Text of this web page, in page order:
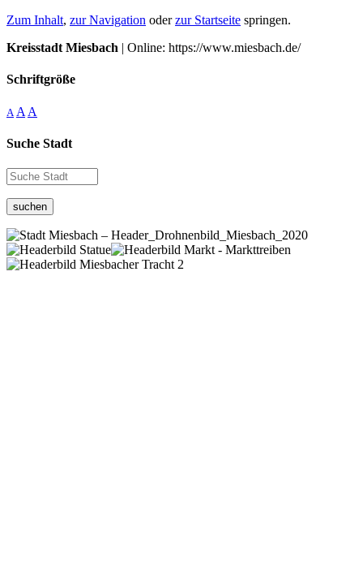
Zum Inhalt, zur Navigation oderzur Startseite springen.
Kreisstadt Miesbach | Online: https://www.miesbach.de/
Schriftgröße
A A A
Suche Stadt
suchen